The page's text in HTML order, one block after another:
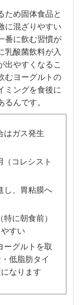
ため固体食品と
に混ざりやすい
番に飲む習慣が
乳酸菌飲料が入
出やすくなるこ
むヨーグルトの
ミングを食後に
んです。
はガス発生
コレシスト
し、胃粘膜へ
特に朝食前）
すい
ーグルトを取
低脂肪タイ
なります